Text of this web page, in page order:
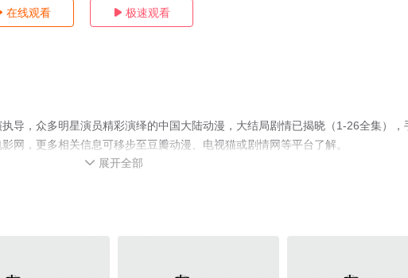
在线观看  极速观看
导，众多明星演员精彩演绎的中国大陆动漫，大结局剧情已揭晓（1-26全集），
网，更多相关信息可移步至豆瓣动漫、电视猫或剧情网等平台了解。
 展开全部